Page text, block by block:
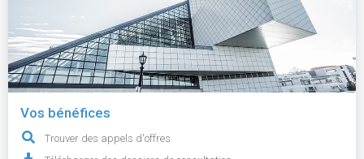
Vos bénéfices
Trouver des appels d'offres